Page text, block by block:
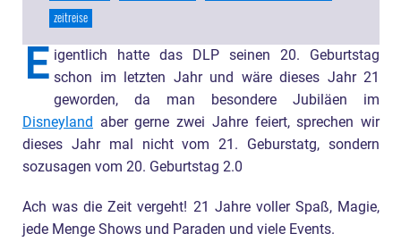
zeitreise
E igentlich hatte das DLP seinen 20. Geburtstag
schon im letzten Jahr und wäre dieses Jahr 21
geworden, da man besondere Jubiläen im
Disneyland
aber gerne zwei Jahre feiert, sprechen wir
dieses Jahr mal nicht vom 21. Geburstatg, sondern
sozusagen vom 20. Geburtstag 2.0
Ach was die Zeit vergeht! 21 Jahre voller Spaß, Magie,
jede Menge Shows und Paraden und viele Events.